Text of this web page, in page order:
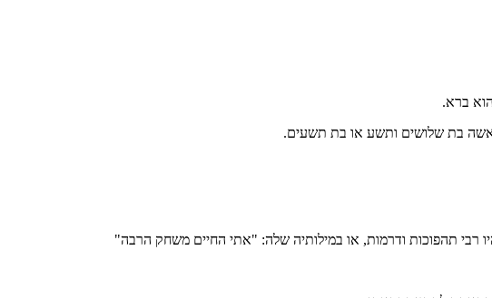
ברא.
אשה בת שלושים ותשע או בת תשעים.
תהפוכות ודרמות, או במילותיה שלה: "אתי החיים משחק הרבה"